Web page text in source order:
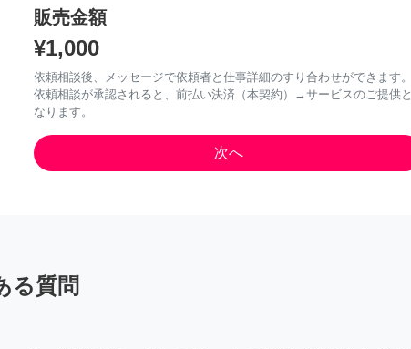
販売金額
¥1,000
依頼相談後、メッセージで依頼者と仕事詳細のすり合わせができます。
依頼相談が承認されると、前払い決済（本契約）→サービスのご提供と
なります。
る質問